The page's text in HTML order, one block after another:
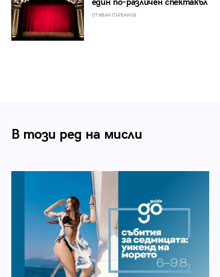
един по-различен спектакъл
ОТ ИВАН ПЪРВАНОВ
В този ред на мисли